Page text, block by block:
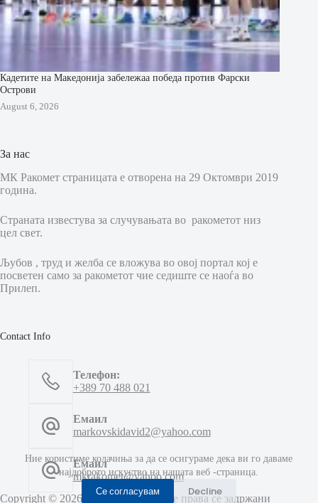
Ние користиме колачиња за да се осигураме дека ви го даваме
најдоброто искуство на нашата веб -страница.
Се согласувам Decline
Кадетите на Македонија забележаа победа против Фарски
Острови
August 6, 2026
За нас
МК Ракомет страницата е отворена на 29 Октомври 2019
година.
Страната известува за случувањата во ракометот низ
цел свет.
Љубов , труд и желба се вложува во овој портал кој е
посветен само за ракометот чие седиште се наоѓа во
Прилеп.
Contact Info
Телефон:
+389 70 488 021
Емаил
markovskidavid2@yahoo.com
Емаил
mkrakomet@yahoo.com
Copyright © 2026 МК Ракомет - Сите права се задржани